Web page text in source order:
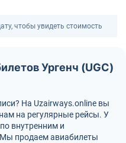
чтобы увидеть стоимость
Ургенч (UGC)
На Uzairways.online вы
на регулярные рейсы. У
внутренним и
продаем авиабилеты